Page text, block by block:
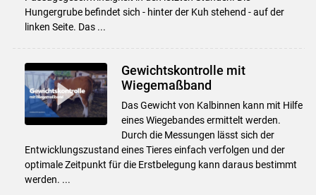
Hungergrube befindet sich - hinter der Kuh stehend - auf der
linken Seite. Das ...
Gewichtskontrolle mit
Wiegemaßband
Das Gewicht von Kalbinnen kann mit Hilfe
eines Wiegebandes ermittelt werden.
Durch die Messungen lässt sich der
Entwicklungszustand eines Tieres einfach verfolgen und der
optimale Zeitpunkt für die Erstbelegung kann daraus bestimmt
werden. ...